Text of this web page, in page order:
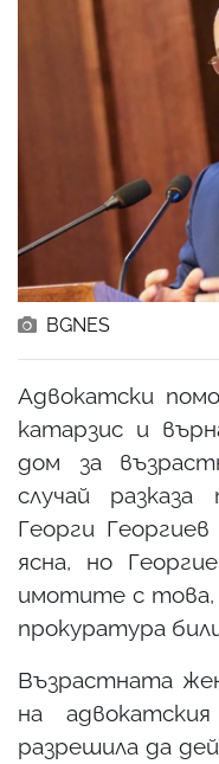
BGNES
Адвокатски
катарзис и
дом за
случай
Георги
ясна, но
имотите с това,
прокуратура
Възрастната
на
разрешила да